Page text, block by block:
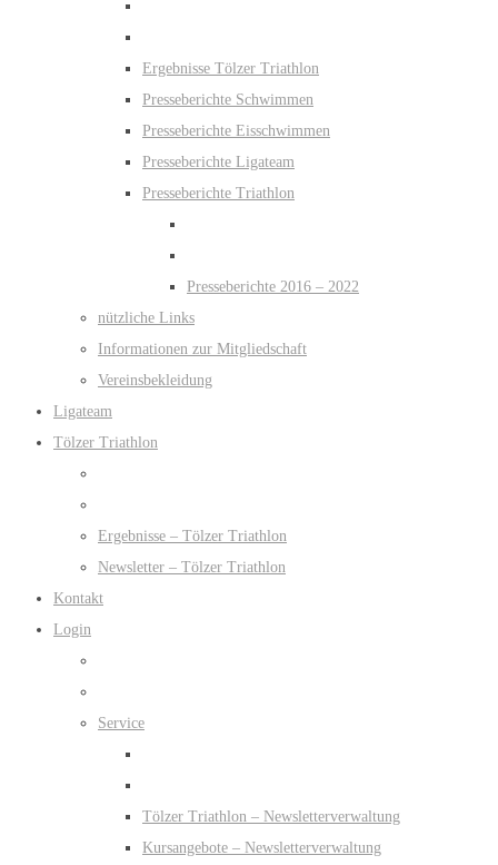
Ergebnisse Tölzer Triathlon
Presseberichte Schwimmen
Presseberichte Eisschwimmen
Presseberichte Ligateam
Presseberichte Triathlon
Presseberichte 2016 – 2022
nützliche Links
Informationen zur Mitgliedschaft
Vereinsbekleidung
Ligateam
Tölzer Triathlon
Ergebnisse – Tölzer Triathlon
Newsletter – Tölzer Triathlon
Kontakt
Login
Service
Tölzer Triathlon – Newsletterverwaltung
Kursangebote – Newsletterverwaltung